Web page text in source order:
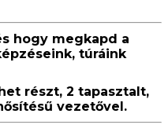
hogy megkapd a
túráink
részt, 2 tapasztalt,
vezetővel.